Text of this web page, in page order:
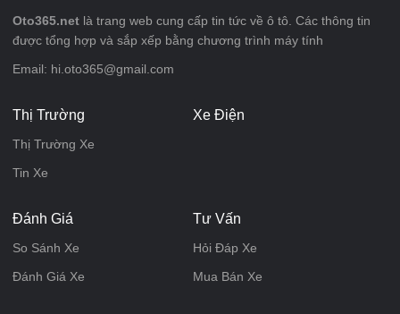
Oto365.net là trang web cung cấp tin tức về ô tô. Các thông tin
được tổng hợp và sắp xếp bằng chương trình máy tính
Email: hi.oto365@gmail.com
Thị Trường
Thị Trường Xe
Tin Xe
Xe Điện
Đánh Giá
So Sánh Xe
Đánh Giá Xe
Tư Vấn
Hỏi Đáp Xe
Mua Bán Xe